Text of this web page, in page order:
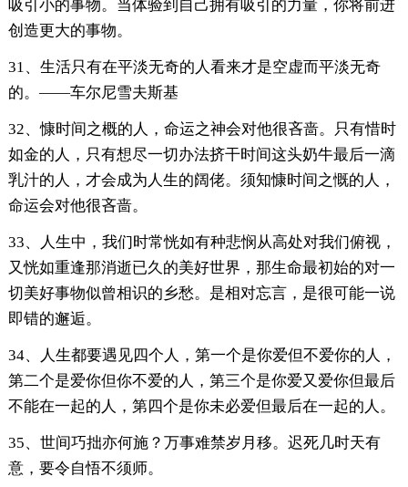
吸引小的事物。当体验到自己拥有吸引的力量，你将前进
创造更大的事物。
31、生活只有在平淡无奇的人看来才是空虚而平淡无奇
的。――车尔尼雪夫斯基
32、慷时间之概的人，命运之神会对他很吝啬。只有惜时
如金的人，只有想尽一切办法挤干时间这头奶牛最后一滴
乳汁的人，才会成为人生的阔佬。须知慷时间之慨的人，
命运会对他很吝啬。
33、人生中，我们时常恍如有种悲悯从高处对我们俯视，
又恍如重逢那消逝已久的美好世界，那生命最初始的对一
切美好事物似曾相识的乡愁。是相对忘言，是很可能一说
即错的邂逅。
34、人生都要遇见四个人，第一个是你爱但不爱你的人，
第二个是爱你但你不爱的人，第三个是你爱又爱你但最后
不能在一起的人，第四个是你未必爱但最后在一起的人。
35、世间巧拙亦何施？万事难禁岁月移。迟死几时天有
意，要令自悟不须师。